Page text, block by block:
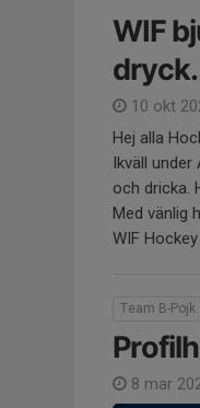
WIF
dryck.
10 okt
Hej alla
Ikväll
och dricka.
Med vänlig
WIF Hockey
Team B-Pojk
8 mar